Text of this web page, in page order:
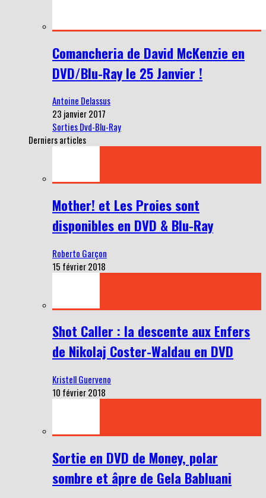
Comancheria de David McKenzie en
DVD/Blu-Ray le 25 Janvier !
Antoine Delassus
23 janvier 2017
Sorties Dvd-Blu-Ray
Derniers articles
Mother! et Les Proies sont
disponibles en DVD & Blu-Ray
Roberto Garçon
15 février 2018
Shot Caller : la descente aux Enfers
de Nikolaj Coster-Waldau en DVD
Kristell Guerveno
10 février 2018
Sortie en DVD de Money, polar
sombre et âpre de Gela Babluani